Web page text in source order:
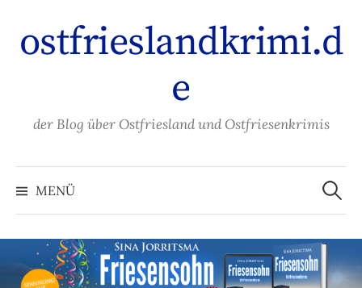
Inhalt
überspringen
ostfrieslandkrimi.d
e
der Blog über Ostfriesland und Ostfriesenkrimis
MENÜ
Suchen
nach: